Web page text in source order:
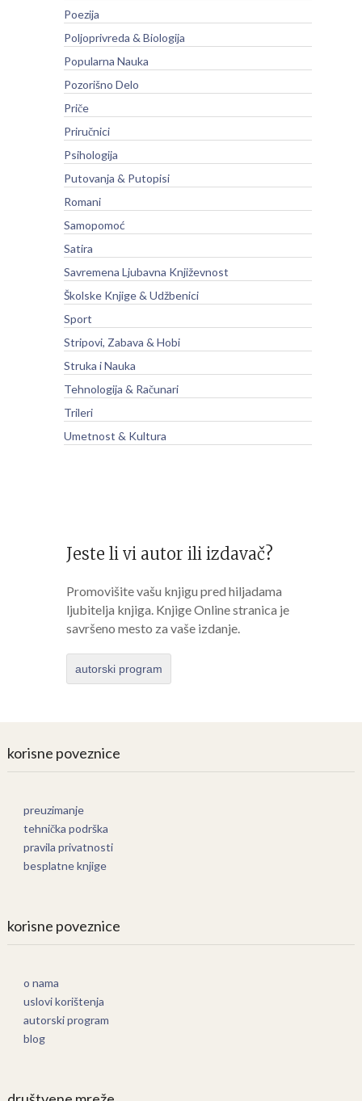
Poezija
Poljoprivreda & Biologija
Popularna Nauka
Pozorišno Delo
Priče
Priručnici
Psihologija
Putovanja & Putopisi
Romani
Samopomoć
Satira
Savremena Ljubavna Književnost
Školske Knjige & Udžbenici
Sport
Stripovi, Zabava & Hobi
Struka i Nauka
Tehnologija & Računari
Trileri
Umetnost & Kultura
Jeste li vi autor ili izdavač?
Promovišite vašu knjigu pred hiljadama
ljubitelja knjiga. Knjige Online stranica je
savršeno mesto za vaše izdanje.
autorski program
korisne poveznice
preuzimanje
tehnička podrška
pravila privatnosti
besplatne knjige
korisne poveznice
o nama
uslovi korištenja
autorski program
blog